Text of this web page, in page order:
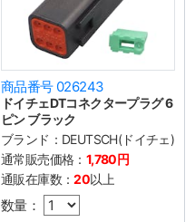
商品番号 026243
ドイチェDTコネクタープラグ 6
ピン ブラック
ブランド： DEUTSCH(ドイチェ)
通常販売価格： 1,780円
通販在庫数：20以上
数量：